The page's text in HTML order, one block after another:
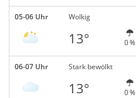
05-06 Uhr Wolkig
13° 0 %
06-07 Uhr Stark bewölkt
13° 0 %